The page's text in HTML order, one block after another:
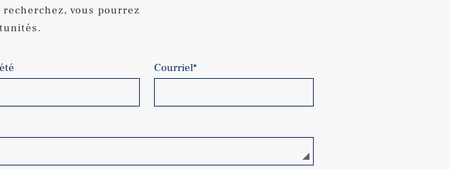
vous pourrez
Courriel*